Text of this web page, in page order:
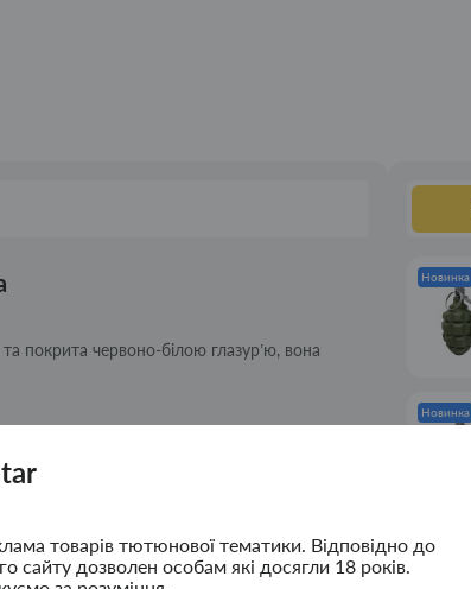
товарів тютюнової тематики. Відповідно до
сайту дозволен особам які досягли 18 років.
покрита червоно-білою глазур’ю, вона
Новинка
Новинка
Новинка